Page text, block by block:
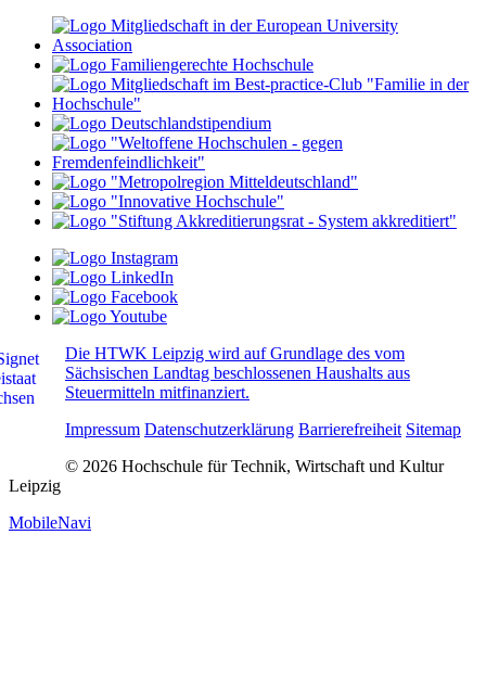
Die HTWK Leipzig wird auf Grundlage des vom
Sächsischen Landtag beschlossenen Haushalts aus
Steuermitteln mitfinanziert.
Impressum Datenschutzerklärung Barrierefreiheit Sitemap
© 2026 Hochschule für Technik, Wirtschaft und Kultur
Leipzig
MobileNavi